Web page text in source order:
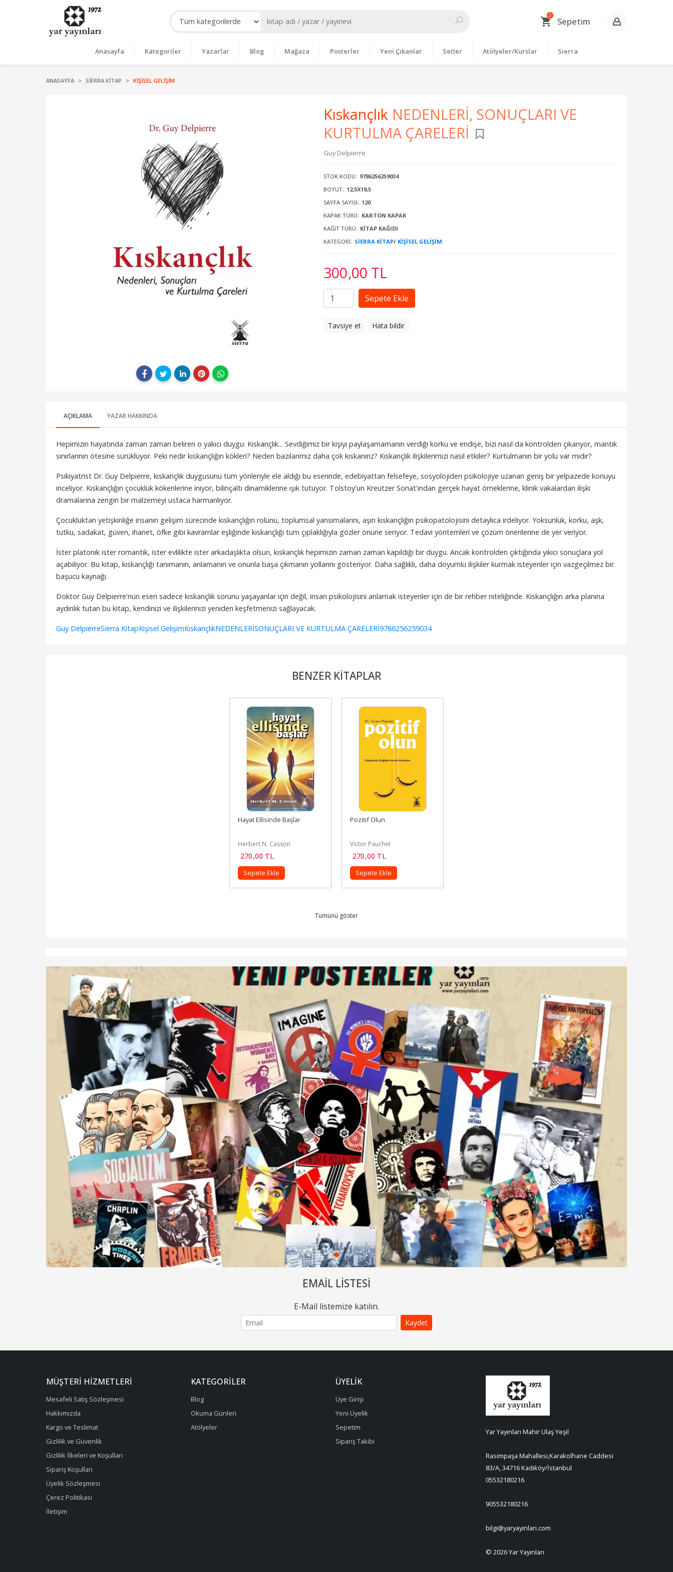
Sepetim
0
Anasayfa Kategoriler Yazarlar Blog Mağaza Posterler Yeni Çıkanlar Setler Atölyeler/Kurslar Sierra
ANASAYFA SIERRA KITAP KIŞISEL GELIŞIM
Kıskançlık NEDENLERİ, SONUÇLARI VE
KURTULMA ÇARELERİ
Guy Delpierre
STOK KODU: 9786256259034
BOYUT: 12,5X19,5
SAYFA SAYISI: 120
KAPAK TÜRÜ: KARTON KAPAK
KAĞIT TÜRÜ: KITAP KAĞIDI
KATEGORI: SIERRA KITAP/ KIŞISEL GELIŞIM
300,00 TL
Sepete Ekle
Tavsiye et Hata bildir
AÇIKLAMA YAZAR HAKKINDA
Hepimizin hayatında zaman zaman beliren o yakıcı duygu: Kıskançlık... Sevdiğimiz bir kişiyi paylaşamamanın verdiği korku ve endişe, bizi nasıl da kontrolden çıkarıyor, mantık
sınırlarının ötesine sürüklüyor. Peki nedir kıskançlığın kökleri? Neden bazılarımız daha çok kıskanırız? Kıskançlık ilişkilerimizi nasıl etkiler? Kurtulmanın bir yolu var mıdır?
Psikiyatrist Dr. Guy Delpierre, kıskançlık duygusunu tüm yönleriyle ele aldığı bu eserinde, edebiyattan felsefeye, sosyolojiden psikolojiye uzanan geniş bir yelpazede konuyu
inceliyor. Kıskançlığın çocukluk kökenlerine iniyor, bilinçaltı dinamiklerine ışık tutuyor. Tolstoy'un Kreutzer Sonat'ından gerçek hayat örneklerine, klinik vakalardan ilişki
dramalarına zengin bir malzemeyi ustaca harmanlıyor.
Çocukluktan yetişkinliğe insanın gelişim sürecinde kıskançlığın rolünü, toplumsal yansımalarını, aşırı kıskançlığın psikopatolojisini detaylıca irdeliyor. Yoksunluk, korku, aşk,
tutku, sadakat, güven, ihanet, öfke gibi kavramlar eşliğinde kıskançlığı tüm çıplaklığıyla gözler önüne seriyor. Tedavi yöntemleri ve çözüm önerilerine de yer veriyor.
İster platonik ister romantik, ister evlilikte ister arkadaşlıkta olsun, kıskançlık hepimizin zaman zaman kapıldığı bir duygu. Ancak kontrolden çıktığında yıkıcı sonuçlara yol
açabiliyor. Bu kitap, kıskançlığı tanımanın, anlamanın ve onunla başa çıkmanın yollarını gösteriyor. Daha sağlıklı, daha doyumlu ilişkiler kurmak isteyenler için vazgeçilmez bir
başucu kaynağı.
Doktor Guy Delpierre'nün eseri sadece kıskançlık sorunu yaşayanlar için değil, insan psikolojisini anlamak isteyenler için de bir rehber niteliğinde. Kıskançlığın arka planına
aydınlık tutan bu kitap, kendinizi ve ilişkilerinizi yeniden keşfetmenizi sağlayacak.
Guy DelpierreSierra KitapKişisel GelişimKıskançlıkNEDENLERİSONUÇLARI VE KURTULMA ÇARELERİ9786256259034
BENZER KITAPLAR
Hayat Ellisinde Başlar
Herbert N. Casson
270,00 TL
Sepete Ekle
Pozitif Olun
Victor Pauchet
270,00 TL
Sepete Ekle
Tümünü göster
EMAIL LISTESI
E-Mail listemize katılın.
MÜŞTERI HIZMETLERI
Mesafeli Satış Sözleşmesi
Hakkımızda
Kargo ve Teslimat
Gizlilik ve Güvenlik
Gizlilik İlkeleri ve Koşulları
Sipariş Koşulları
Üyelik Sözleşmesi
Çerez Politikası
İletişim
KATEGORILER
Blog
Okuma Günleri
Atölyeler
ÜYELIK
Üye Girişi
Yeni Üyelik
Sepetim
Sipariş Takibi
Yar Yayınları Mahir Ulaş Yeşil
Rasimpaşa Mahallesi,Karakolhane Caddesi
83/A, 34716 Kadıköy/İstanbul
05532180216
905532180216
bilgi@yaryayinlari.com
© 2026 Yar Yayınları